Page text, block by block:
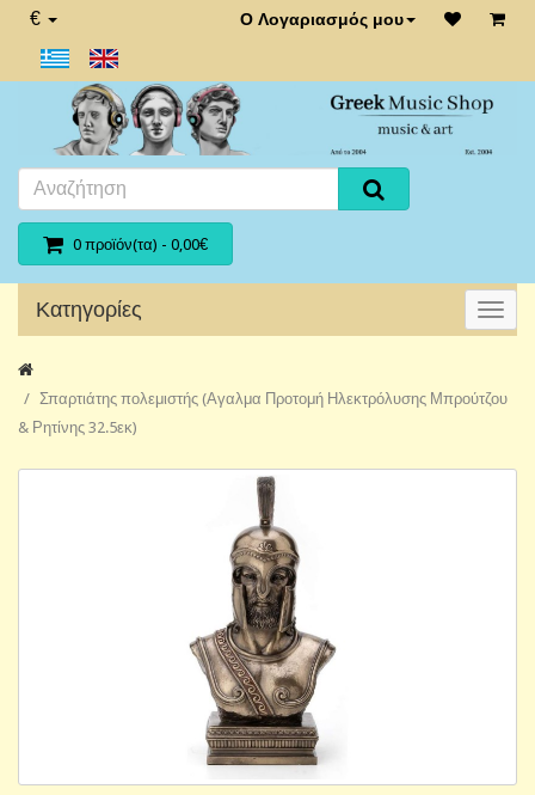
€ Ο Λογαριασμός μου
0 προϊόν(τα) - 0,00€
Κατηγορίες
Σπαρτιάτης πολεμιστής (Αγαλμα Προτομή Ηλεκτρόλυσης Μπρούτζου
& Ρητίνης 32.5εκ)